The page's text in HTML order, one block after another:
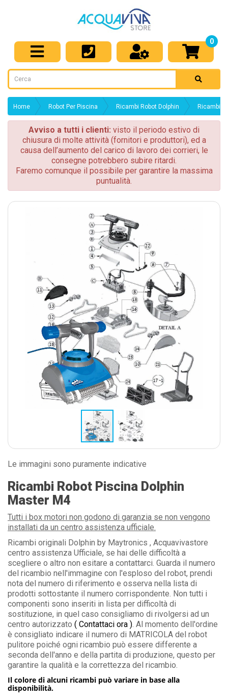
0
Home Robot Per Piscina Ricambi Robot Dolphin Ricambi
Avviso a tutti i clienti: visto il periodo estivo di
chiusura di molte attività (fornitori e produttori), ed a
causa dell’aumento del carico di lavoro dei corrieri, le
consegne potrebbero subire ritardi.
Faremo comunque il possibile per garantire la massima
puntualità.
Le immagini sono puramente indicative
Ricambi Robot Piscina Dolphin
Master M4
Tutti i box motori non godono di garanzia se non vengono
installati da un centro assistenza ufficiale.
Ricambi originali Dolphin by Maytronics , Acquavivastore
centro assistenza Ufficiale, se hai delle difficoltà a
scegliere o altro non esitare a contattarci. Guarda il numero
del ricambio nell'immagine con l'esploso del robot, prendi
nota del numero di riferimento e osserva nella lista di
prodotti sottostante il numero corrispondente. Non tutti i
componenti sono inseriti in lista per difficoltà di
sostituzione, in quel caso consigliamo di rivolgersi ad un
centro autorizzato ( Contattaci ora ) . Al momento dell'ordine
è consigliato indicare il numero di MATRICOLA del robot
pulitore poiché ogni ricambio può essere differente a
seconda dell'anno e della partita di produzione, questo per
garantire la qualità e la correttezza del ricambio.
Il colore di alcuni ricambi può variare in base alla
disponibilità.